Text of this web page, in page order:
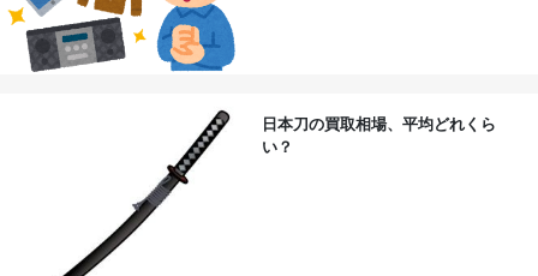
日本刀の買取相場、平均どれくら
い？